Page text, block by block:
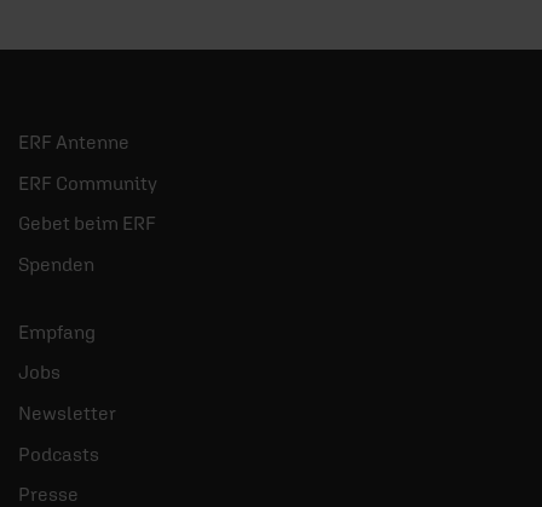
ERF Antenne
ERF Community
Gebet beim ERF
Spenden
Empfang
Jobs
Newsletter
Podcasts
Presse